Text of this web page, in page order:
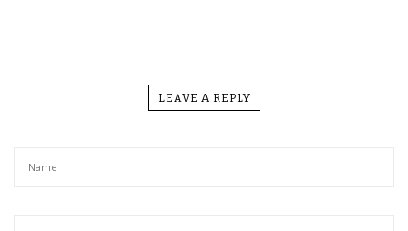
LEAVE A REPLY